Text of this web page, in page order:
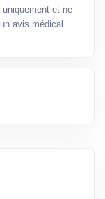
et ne
avis médical